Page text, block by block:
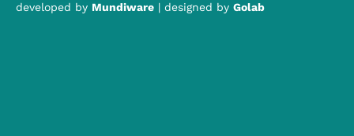
developed by Mundiware | designed by Golab